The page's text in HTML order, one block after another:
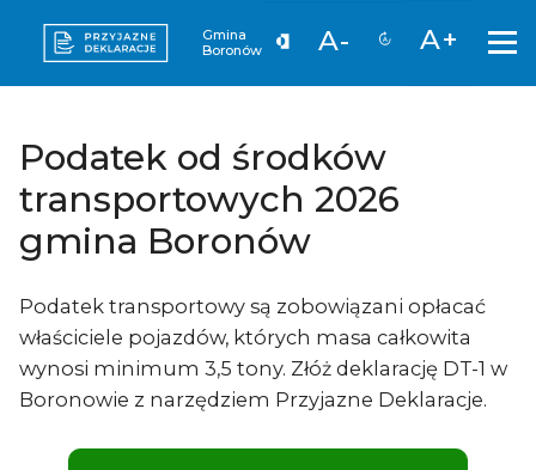
Gmina
Boronów
A- A+
Podatek od środków
transportowych 2026
gmina Boronów
Podatek transportowy są zobowiązani opłacać
właściciele pojazdów, których masa całkowita
wynosi minimum 3,5 tony. Złóż deklarację DT-1 w
Boronowie z narzędziem Przyjazne Deklaracje.